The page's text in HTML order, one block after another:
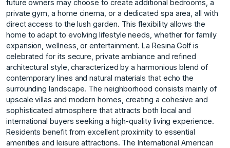
future owners may choose to create additional bedrooms, a
private gym, a home cinema, or a dedicated spa area, all with
direct access to the lush garden. This flexibility allows the
home to adapt to evolving lifestyle needs, whether for family
expansion, wellness, or entertainment. La Resina Golf is
celebrated for its secure, private ambiance and refined
architectural style, characterized by a harmonious blend of
contemporary lines and natural materials that echo the
surrounding landscape. The neighborhood consists mainly of
upscale villas and modern homes, creating a cohesive and
sophisticated atmosphere that attracts both local and
international buyers seeking a high-quality living experience.
Residents benefit from excellent proximity to essential
amenities and leisure attractions. The International American